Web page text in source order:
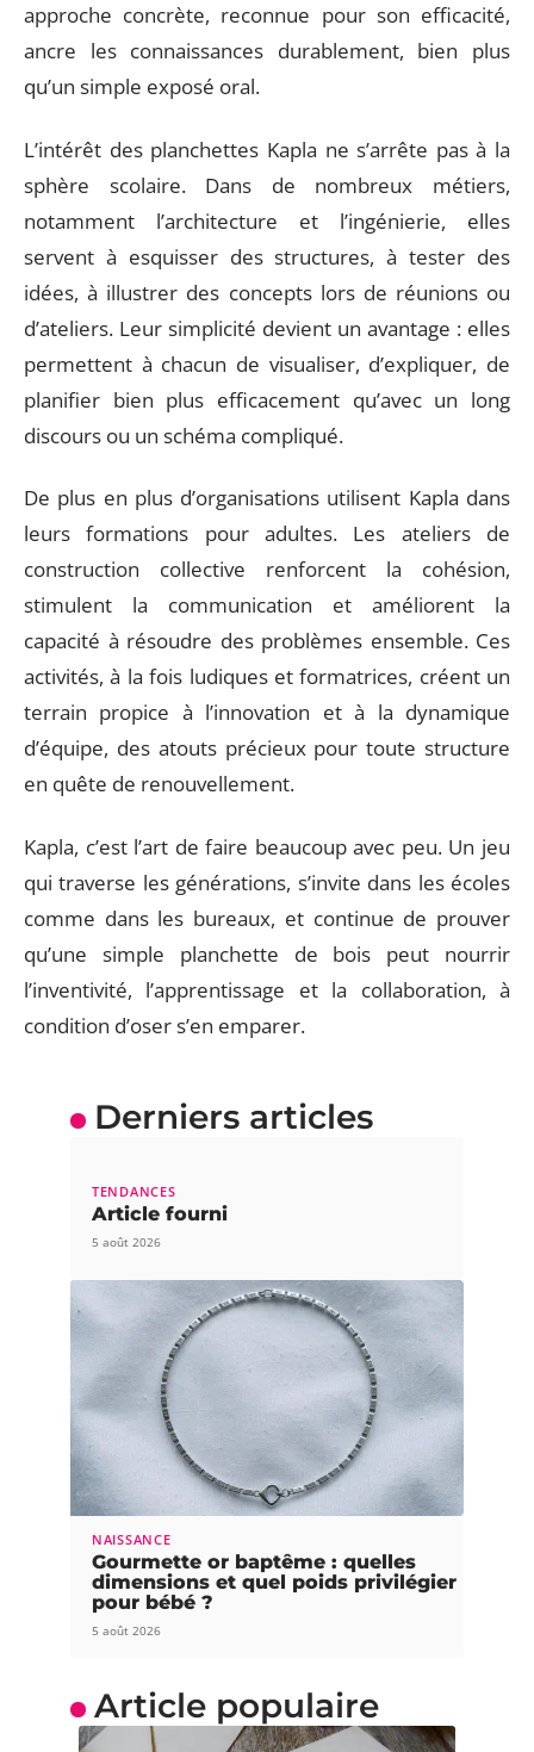
approche concrète, reconnue pour son efficacité,
ancre les connaissances durablement, bien plus
qu’un simple exposé oral.
L’intérêt des planchettes Kapla ne s’arrête pas à la
sphère scolaire. Dans de nombreux métiers,
notamment l’architecture et l’ingénierie, elles
servent à esquisser des structures, à tester des
idées, à illustrer des concepts lors de réunions ou
d’ateliers. Leur simplicité devient un avantage : elles
permettent à chacun de visualiser, d’expliquer, de
planifier bien plus efficacement qu’avec un long
discours ou un schéma compliqué.
De plus en plus d’organisations utilisent Kapla dans
leurs formations pour adultes. Les ateliers de
construction collective renforcent la cohésion,
stimulent la communication et améliorent la
capacité à résoudre des problèmes ensemble. Ces
activités, à la fois ludiques et formatrices, créent un
terrain propice à l’innovation et à la dynamique
d’équipe, des atouts précieux pour toute structure
en quête de renouvellement.
Kapla, c’est l’art de faire beaucoup avec peu. Un jeu
qui traverse les générations, s’invite dans les écoles
comme dans les bureaux, et continue de prouver
qu’une simple planchette de bois peut nourrir
l’inventivité, l’apprentissage et la collaboration, à
condition d’oser s’en emparer.
Derniers articles
TENDANCES
Article fourni
5 août 2026
NAISSANCE
Gourmette or baptême : quelles
dimensions et quel poids privilégier
pour bébé ?
5 août 2026
Article populaire